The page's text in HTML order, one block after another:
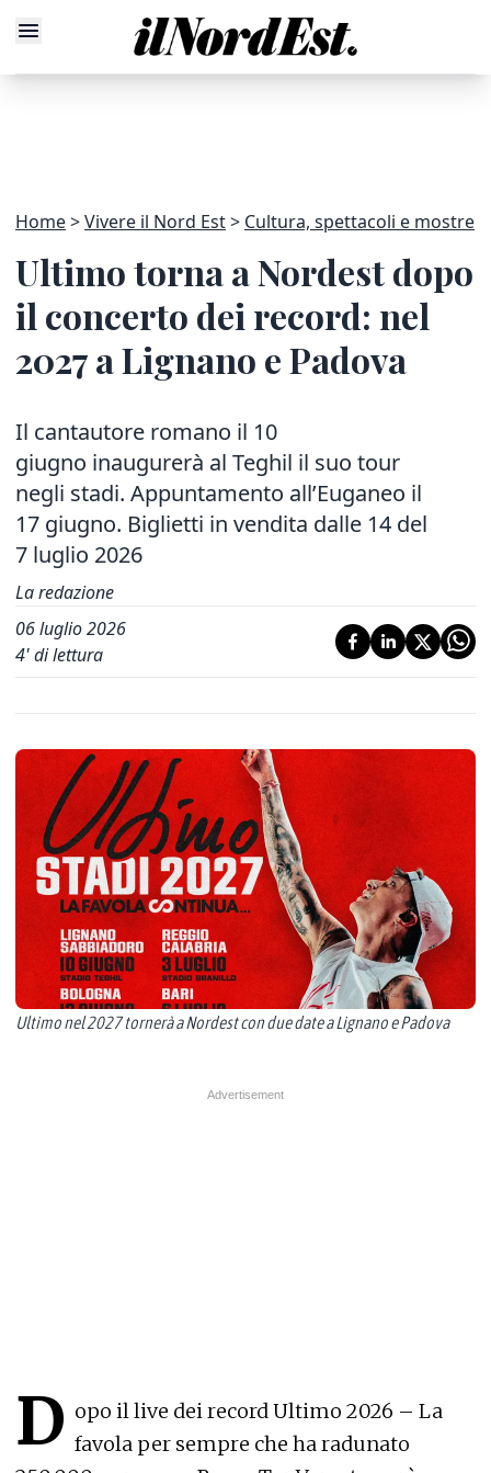
Home Vivere il Nord Est Cultura, spettacoli e mostre
Ultimo torna a Nordest dopo
il concerto dei record: nel
2027 a Lignano e Padova
Il cantautore romano il 10
giugno inaugurerà al Teghil il suo tour
negli stadi. Appuntamento all’Euganeo il
17 giugno. Biglietti in vendita dalle 14 del
7 luglio 2026
La redazione
06 luglio 2026
4' di lettura
Ultimo nel 2027 tornerà a Nordest con due date a Lignano e Padova
D opo il live dei record Ultimo 2026 – La
favola per sempre che ha radunato